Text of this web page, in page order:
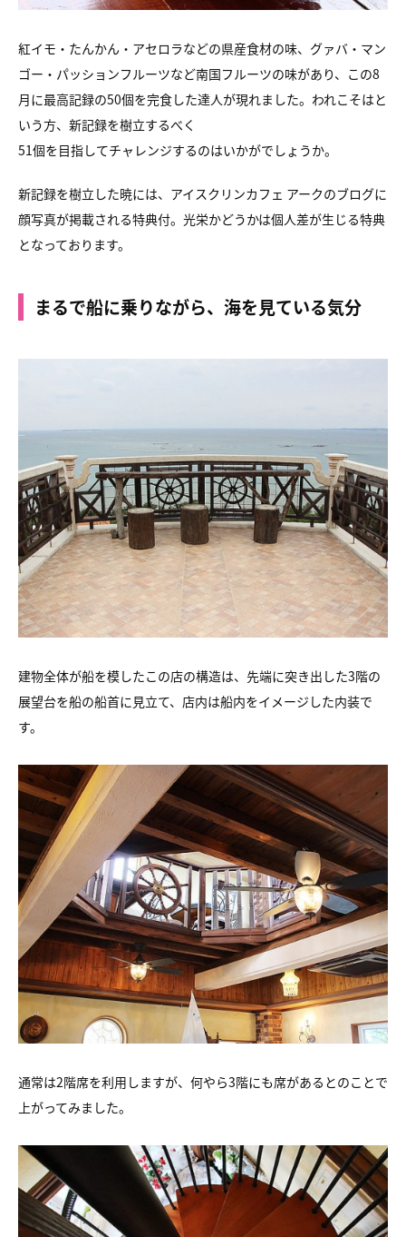
紅イモ・たんかん・アセロラなどの県産食材の味、グァバ・マン
ゴー・パッションフルーツなど南国フルーツの味があり、この8
月に最高記録の50個を完食した達人が現れました。われこそはと
いう方、新記録を樹立するべく
51個を目指してチャレンジするのはいかがでしょうか。
新記録を樹立した暁には、アイスクリンカフェ アークのブログに
顔写真が掲載される特典付。光栄かどうかは個人差が生じる特典
となっております。
まるで船に乗りながら、海を見ている気分
建物全体が船を模したこの店の構造は、先端に突き出した3階の
展望台を船の船首に見立て、店内は船内をイメージした内装で
す。
通常は2階席を利用しますが、何やら3階にも席があるとのことで
上がってみました。